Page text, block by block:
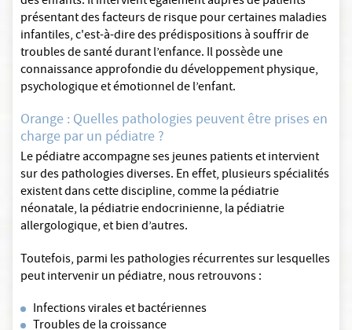
présentant des facteurs de risque pour certaines maladies
infantiles, c'est-à-dire des prédispositions à souffrir de
troubles de santé durant l’enfance. Il possède une
connaissance approfondie du développement physique,
psychologique et émotionnel de l’enfant.
Orange : Quelles pathologies peuvent être prises en
charge par un pédiatre ?
Le pédiatre accompagne ses jeunes patients et intervient
sur des pathologies diverses. En effet, plusieurs spécialités
existent dans cette discipline, comme la pédiatrie
néonatale, la pédiatrie endocrinienne, la pédiatrie
allergologique, et bien d’autres.
Toutefois, parmi les pathologies récurrentes sur lesquelles
peut intervenir un pédiatre, nous retrouvons :
Infections virales et bactériennes
Troubles de la croissance